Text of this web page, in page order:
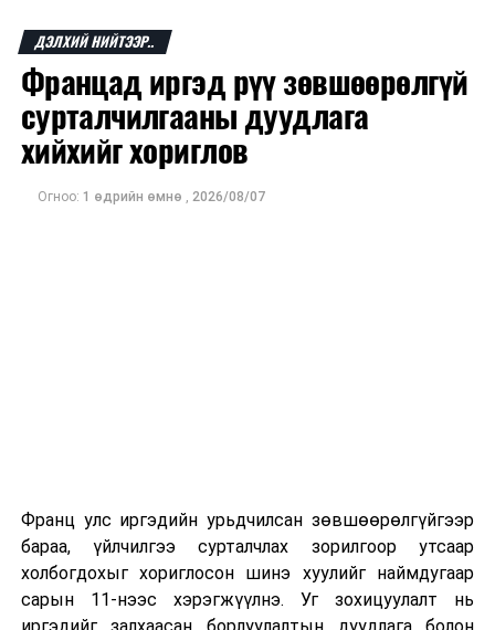
Үзэсгэлэн худалдаанд 9 дэх жилдээ оролцож буй
Сэлэнгэ аймгийн Мандал сумын ногоочин
О.Байгалмаа “2016 оноос хойш Барилгачдын талбайд
ногоогоо борлуулж байна. Байцаа, лууван, төмс,
сонгино, манжин болон 5-6 төрлийн нарийн ногоо, 4
тарьж, бэлтгэж авчирсан. Манай сум 27 мянган хүн
ДЭЛХИЙ НИЙТЭЭР..
Францад иргэд рүү зөвшөөрөлгүй
сурталчилгааны дуудлага
хийхийг хориглов
Огноо: 1 өдрийн өмнө , 2026/08/07
Франц улс иргэдийн урьдчилсан зөвшөөрөлгүйгээр
бараа, үйлчилгээ сурталчлах зорилгоор утсаар
холбогдохыг хориглосон шинэ хуулийг наймдугаар
сарын 11-нээс хэрэгжүүлнэ. Уг зохицуулалт нь